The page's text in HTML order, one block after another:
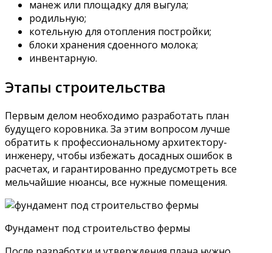
манеж или площадку для выгула;
родильную;
котельную для отопления постройки;
блоки хранения сдоенного молока;
инвентарную.
Этапы строительства
Первым делом необходимо разработать план
будущего коровника. За этим вопросом лучше
обратить к профессиональному архитектору-
инженеру, чтобы избежать досадных ошибок в
расчетах, и гарантированно предусмотреть все
мельчайшие нюансы, все нужные помещения.
Фундамент под строительство фермы